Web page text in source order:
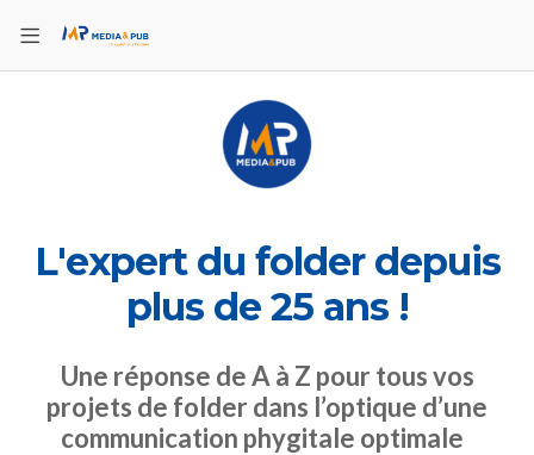
L'expert du folder depuis
plus de 25 ans !
Une réponse de A à Z pour tous vos
projets de folder dans l’optique d’une
communication phygitale optimale